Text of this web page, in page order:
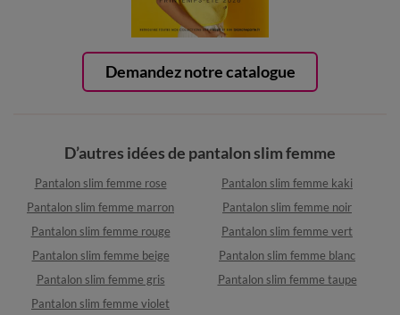
Demandez notre catalogue
D’autres idées de pantalon slim femme
Pantalon slim femme rose
Pantalon slim femme kaki
Pantalon slim femme marron
Pantalon slim femme noir
Pantalon slim femme rouge
Pantalon slim femme vert
Pantalon slim femme beige
Pantalon slim femme blanc
Pantalon slim femme gris
Pantalon slim femme taupe
Pantalon slim femme violet